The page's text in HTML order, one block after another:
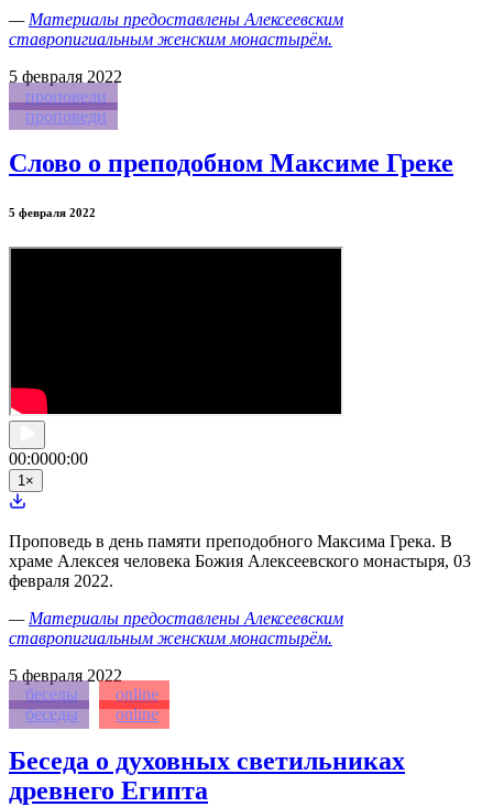
— Материалы предоставлены Алексеевским
ставропигиальным женским монастырём.
5 февраля 2022
проповеди
проповеди
Слово о преподобном Максиме Греке
5 февраля 2022
00:0000:00
1 ×
Проповедь в день памяти преподобного Максима Грека. В
храме Алексея человека Божия Алексеевского монастыря, 03
февраля 2022.
— Материалы предоставлены Алексеевским
ставропигиальным женским монастырём.
5 февраля 2022
беседы
online
беседы
online
Беседа о духовных светильниках
древнего Египта